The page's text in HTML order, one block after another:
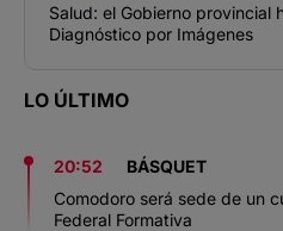
Salud: el Gobierno provincial
Diagnóstico por Imágenes
LO ÚLTIMO
20:52
BÁSQUET
Comodoro será sede de un
Federal Formativa